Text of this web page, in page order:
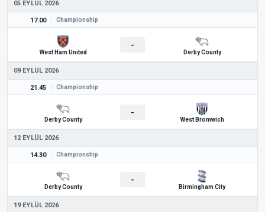
05 EYLÜL 2026
17.00 Championship
West Ham United
-
Derby County
09 EYLÜL 2026
21.45 Championship
Derby County
-
West Bromwich
12 EYLÜL 2026
14.30 Championship
Derby County
-
Birmingham City
19 EYLÜL 2026